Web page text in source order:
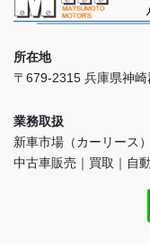
所在地
〒679-2315 兵庫県神
業務取扱
新車市場（カーリース
中古車販売｜買取｜自